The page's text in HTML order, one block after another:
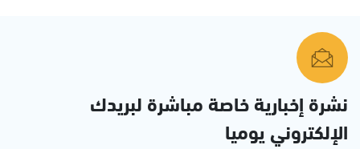
نشرة إخبارية خاصة مباشرة لبريدك
الإلكتروني يوميا